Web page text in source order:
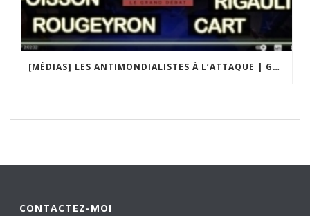
[MÉDIAS] LES ANTIMONDIALISTES À L’ATTAQUE | GRAND DÉBAT DE BRISTO LIBERTÉS
CONTACTEZ-MOI